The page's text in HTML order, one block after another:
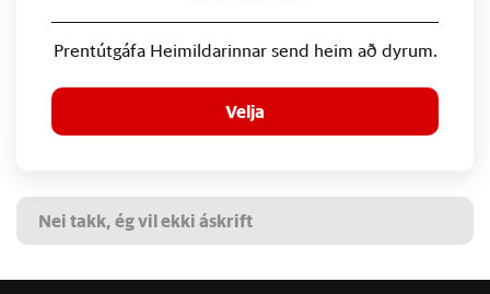
Prentútgáfa Heimildarinnar send heim að dyrum.
Velja
Nei takk, ég vil ekki áskrift